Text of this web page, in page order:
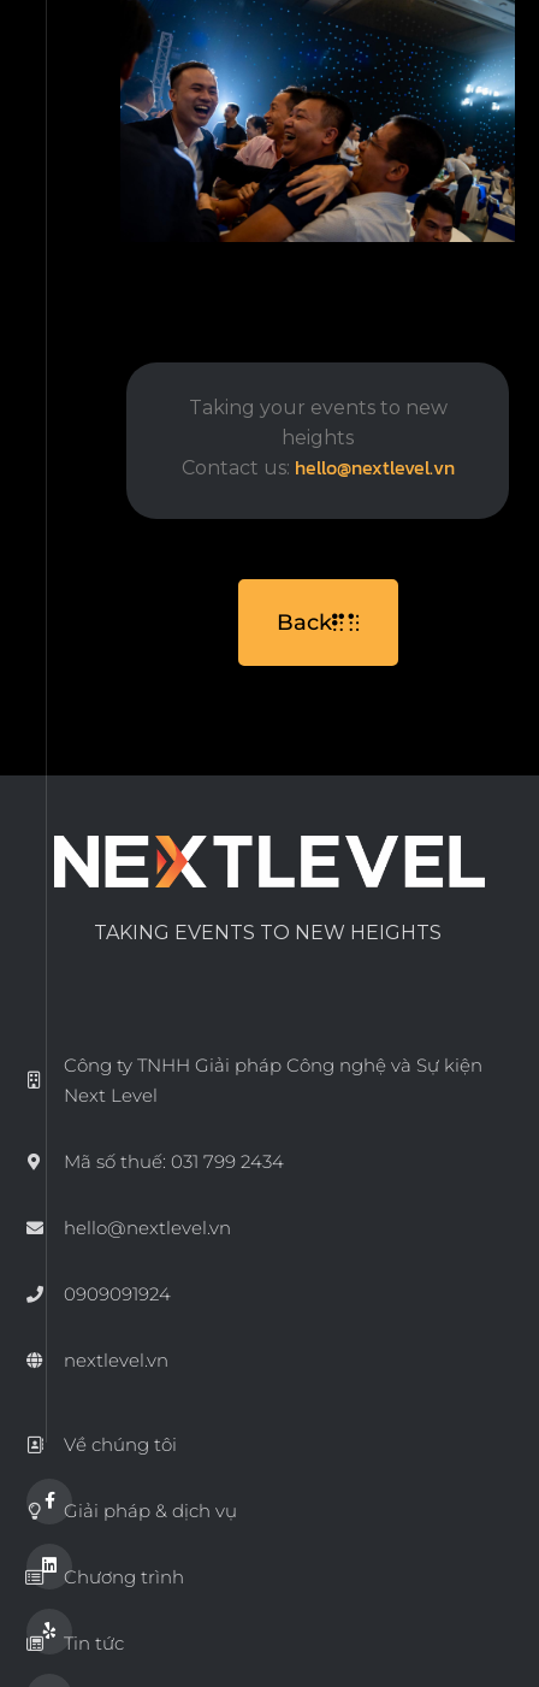
Taking your events to new
heights
Contact us: hello@nextlevel.vn
Back
TAKING EVENTS TO NEW HEIGHTS
Công ty TNHH Giải pháp Công nghệ và Sự kiện
Next Level
Mã số thuế: 031 799 2434
hello@nextlevel.vn
0909091924
nextlevel.vn
Về chúng tôi
Giải pháp & dịch vụ
Chương trình
Tin tức